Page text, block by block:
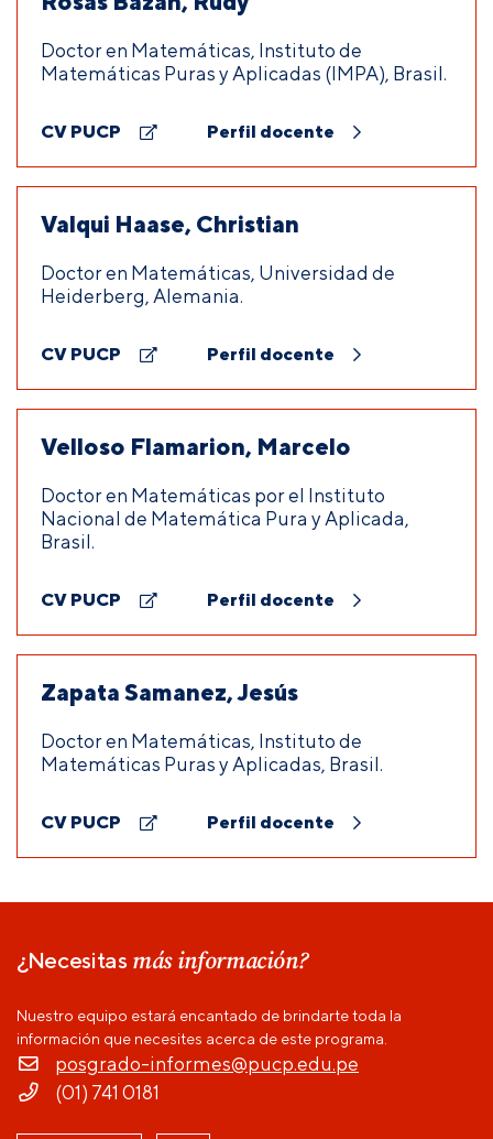
Doctor en Matemáticas, Instituto de
Matemáticas Puras y Aplicadas (IMPA), Brasil.
CV PUCP Perfil docente
Valqui Haase, Christian
Doctor en Matemáticas, Universidad de
Heiderberg, Alemania.
CV PUCP Perfil docente
Velloso Flamarion, Marcelo
Doctor en Matemáticas por el Instituto
Nacional de Matemática Pura y Aplicada,
Brasil.
CV PUCP Perfil docente
Zapata Samanez, Jesús
Doctor en Matemáticas, Instituto de
Matemáticas Puras y Aplicadas, Brasil.
CV PUCP Perfil docente
¿Necesitas más información?
Nuestro equipo estará encantado de brindarte toda la
información que necesites acerca de este programa.
posgrado-informes@pucp.edu.pe
(01) 741 0181